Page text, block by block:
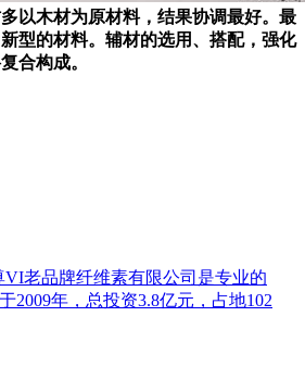
以木材为原材料，结果协调最好。最
型的材料。辅材的选用、搭配，强化
合构成。
VI老品牌纤维素有限公司是专业的
2009年，总投资3.8亿元，占地102